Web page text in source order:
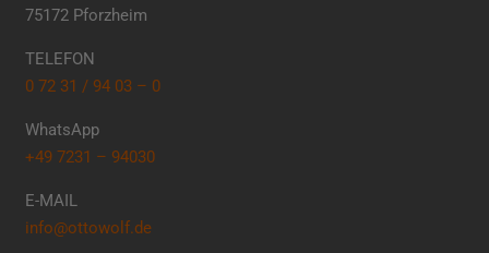
75172 Pforzheim
TELEFON
0 72 31 / 94 03 – 0
WhatsApp
+49 7231 – 94030
E-MAIL
info@ottowolf.de